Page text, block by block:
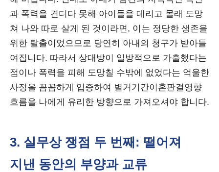
과 폭력을 견디다 못해 아이들을 데리고 몰래 도망
쳐 나와 따로 살게 된 것이라면, 이는 정당한 생존을
위한 탈출이었으므로 당연히 아내의 청구가 받아들
여집니다. 따라서 상대방이 일방적으로 가출했다는
점이나 폭력을 피해 도망칠 수밖에 없었다는 억울한
사정을 꼼꼼하게 입증하여 별거기간이혼판결영향
흐름을 나에게 유리한 방향으로 가져오셔야 합니다.
3. 실무상 쟁점 두 번째: 떨어져
지낸 동안의 부양과 교류